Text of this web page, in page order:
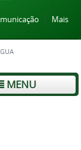
Mais
MENU